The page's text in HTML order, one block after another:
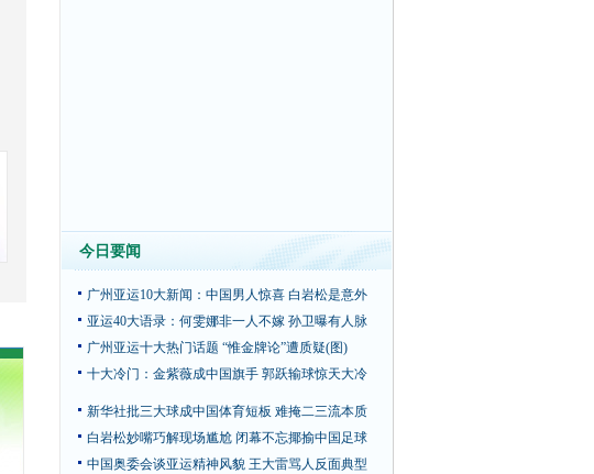
今日要闻
广州亚运10大新闻：中国男人惊喜 白岩松是意外
亚运40大语录：何雯娜非一人不嫁 孙卫曝有人脉
广州亚运十大热门话题 “惟金牌论”遭质疑(图)
十大冷门：金紫薇成中国旗手 郭跃输球惊天大冷
新华社批三大球成中国体育短板 难掩二三流本质
白岩松妙嘴巧解现场尴尬 闭幕不忘揶揄中国足球
中国奥委会谈亚运精神风貌 王大雷骂人反面典型